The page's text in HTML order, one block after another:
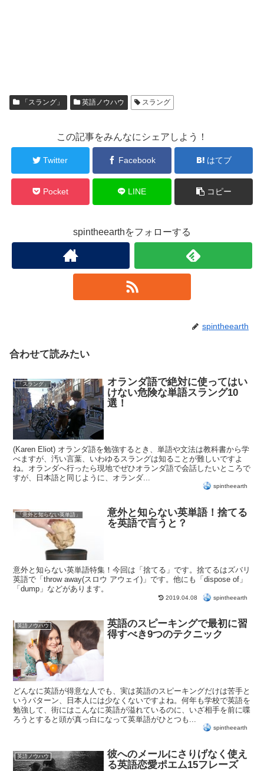
「スラング」 英語ノウハウ スラング
この記事をみんなにシェアしよう！
Twitter Facebook はてブ
Pocket LINE コピー
spintheearthをフォローする
spintheearth
合わせて読みたい
「スラング」
オランダ語で絶対に使ってはい
けない危険な単語スラング10
選！
(Karen Eliot) オランダ語を勉強するとき、単語や文法は教科書から学
べますが、汚い言葉、いわゆるスラングは知ることが難しいですよ
ね。オランダへ行ったら現地でぜひオランダ語で会話したいところで
すが、日本語と同じように、オランダ...
spintheearth
「意外と知らない英単語」
意外と知らない英単語！捨てる
を英語で言うと？
意外と知らない英単語特集！今回は「捨てる」です。捨てるはズバリ
英語で「throw away(スロウ アウェイ)」です。他にも「dispose of」
「dump」などがあります。
2019.04.08 spintheearth
英語ノウハウ
英語のスピーキングで最初に習
得すべき9つのテクニック
どんなに英語が得意な人でも、実は英語のスピーキングだけは苦手と
いうパターン、日本人には少なくないですよね。何年も学校で英語を
勉強して、街にはこんなに英語が溢れているのに、いざ相手を前に喋
ろうとすると頭が真っ白になって英単語がひとつも...
spintheearth
英語ノウハウ
彼へのメールにさりげなく使え
る英語恋愛ポエム15フレーズ